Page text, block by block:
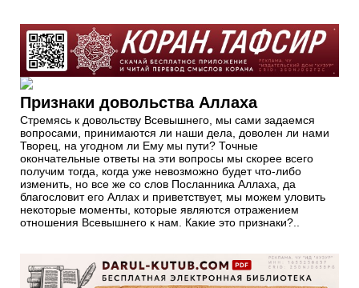
Признаки довольства Аллаха
Стремясь к довольству Всевышнего, мы сами задаемся
вопросами, принимаются ли наши дела, доволен ли нами
Творец, на угодном ли Ему мы пути? Точные
окончательные ответы на эти вопросы мы скорее всего
получим тогда, когда уже невозможно будет что-либо
изменить, но все же со слов Посланника Аллаха, да
благословит его Аллах и приветствует, мы можем уловить
некоторые моменты, которые являются отражением
отношения Всевышнего к нам. Какие это признаки?..